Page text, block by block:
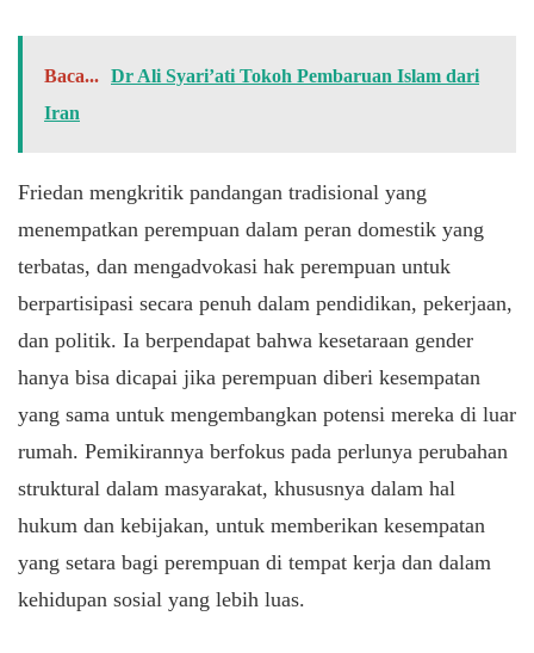
Baca... Dr Ali Syari’ati Tokoh Pembaruan Islam dari
Iran
Friedan mengkritik pandangan tradisional yang
menempatkan perempuan dalam peran domestik yang
terbatas, dan mengadvokasi hak perempuan untuk
berpartisipasi secara penuh dalam pendidikan, pekerjaan,
dan politik. Ia berpendapat bahwa kesetaraan gender
hanya bisa dicapai jika perempuan diberi kesempatan
yang sama untuk mengembangkan potensi mereka di luar
rumah. Pemikirannya berfokus pada perlunya perubahan
struktural dalam masyarakat, khususnya dalam hal
hukum dan kebijakan, untuk memberikan kesempatan
yang setara bagi perempuan di tempat kerja dan dalam
kehidupan sosial yang lebih luas.